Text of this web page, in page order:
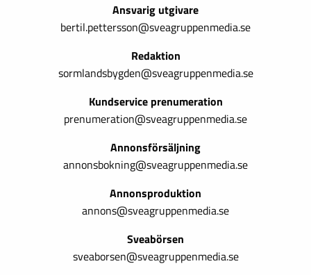
Ansvarig utgivare
bertil.pettersson@sveagruppenmedia.se
Redaktion
sormlandsbygden@sveagruppenmedia.se
Kundservice prenumeration
prenumeration@sveagruppenmedia.se
Annonsförsäljning
annonsbokning@sveagruppenmedia.se
Annonsproduktion
annons@sveagruppenmedia.se
Sveabörsen
sveaborsen@sveagruppenmedia.se